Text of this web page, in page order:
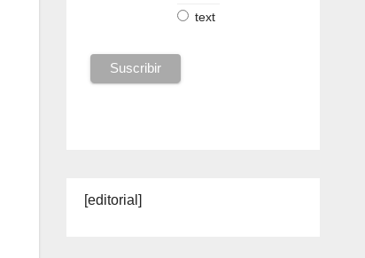
text
[editorial]